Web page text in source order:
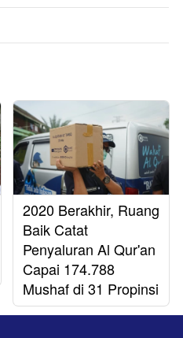
2020 Berakhir, Ruang
Baik Catat
Penyaluran Al Qur'an
Capai 174.788
Mushaf di 31 Propinsi